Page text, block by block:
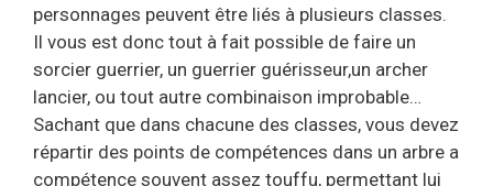
personnages peuvent être liés à plusieurs classes.
Il vous est donc tout à fait possible de faire un
sorcier guerrier, un guerrier guérisseur,un archer
lancier, ou tout autre combinaison improbable…
Sachant que dans chacune des classes, vous devez
répartir des points de compétences dans un arbre a
compétence souvent assez touffu, permettant lui